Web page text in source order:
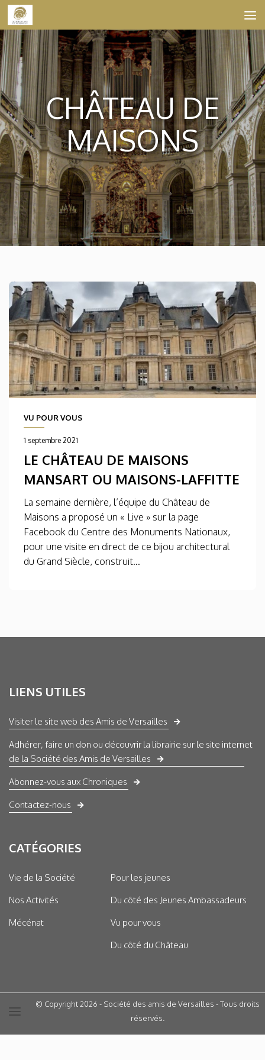
Skip to content
CHÂTEAU DE
MAISONS
VU POUR VOUS
1 septembre 2021
LE CHÂTEAU DE MAISONS
MANSART OU MAISONS-LAFFITTE
La semaine dernière, l’équipe du Château de
Maisons a proposé un « Live » sur la page
Facebook du Centre des Monuments Nationaux,
pour une visite en direct de ce bijou architectural
du Grand Siècle, construit...
LIENS UTILES
Visiter le site web des Amis de Versailles
Adhérer, faire un don ou découvrir la librairie sur le site internet
de la Société des Amis de Versailles
Abonnez-vous aux Chroniques
Contactez-nous
CATÉGORIES
Vie de la Société
Nos Activités
Mécénat
Pour les jeunes
Du côté des Jeunes Ambassadeurs
Vu pour vous
Du côté du Château
© Copyright 2026 - Société des amis de Versailles - Tous droits
réservés.